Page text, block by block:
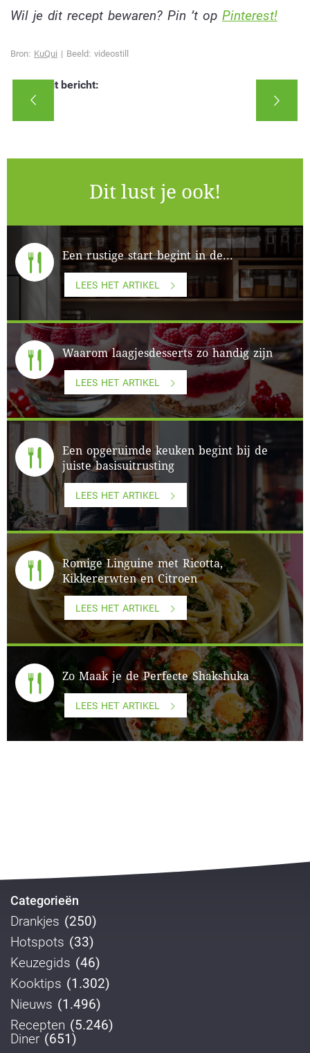
Wil je dit recept bewaren? Pin ’t op Pinterest!
Bron: KuQui | Beeld: videostill
Deel dit bericht:
Dit lust je ook!
Een rustige start begint in de...
LEES HET ARTIKEL
Waarom laagjesdesserts zo handig zijn
LEES HET ARTIKEL
Een opgeruimde keuken begint bij de
juiste basisuitrusting
LEES HET ARTIKEL
Romige Linguine met Ricotta,
Kikkererwten en Citroen
LEES HET ARTIKEL
Zo Maak je de Perfecte Shakshuka
LEES HET ARTIKEL
Categorieën
Drankjes (250)
Hotspots (33)
Keuzegids (46)
Kooktips (1.302)
Nieuws (1.496)
Recepten (5.246)
Diner (651)